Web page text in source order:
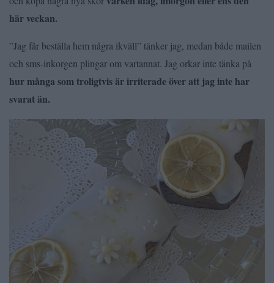
här veckan.
”Jag får beställa hem några ikväll” tänker jag, medan både mailen
och sms-inkorgen plingar om vartannat. Jag orkar inte tänka på
hur många som troligtvis är irriterade över att jag inte har
svarat än.